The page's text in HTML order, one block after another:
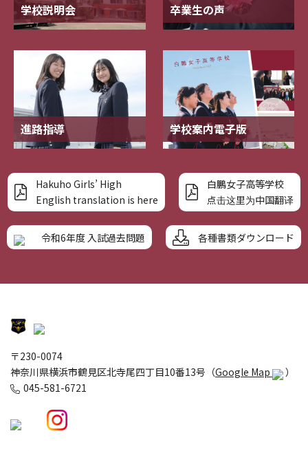
学校説明会 卒業生の声
進路指導 学校案内電子版
Hakuho Girls’ High
English translation is here
白鵬女子高等学校
点击这里为中国翻译
令和6年度 入試過去問題 各種書類ダウンロード
〒230-0074
神奈川県横浜市鶴見区北寺尾四丁目10番13号（Google Map
）
045-581-6721